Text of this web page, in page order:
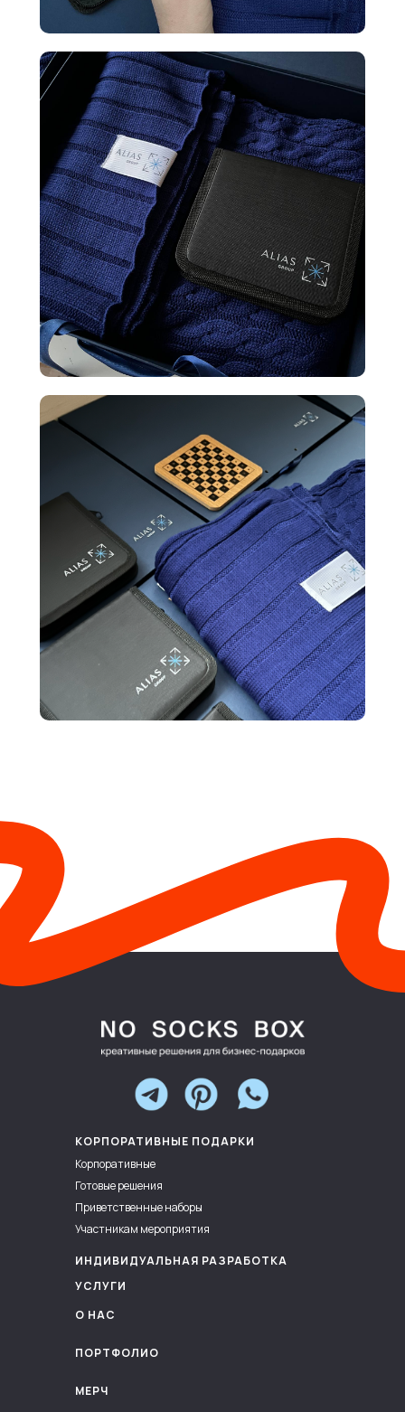
УСЛУГИ
ПОРТФОЛИО
О НАС
ИНДИВИДУАЛЬНАЯ РАЗРАБОТКА
КОРПОРАТИВНЫЕ ПОДАРКИ
Корпоративные
Готовые решения
Приветственные наборы
Участникам мероприятия
МЕРЧ